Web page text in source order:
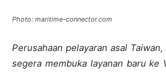
Photo: maritime-connector.com
Perusahaan pelayaran asal
segera membuka layanan baru ke